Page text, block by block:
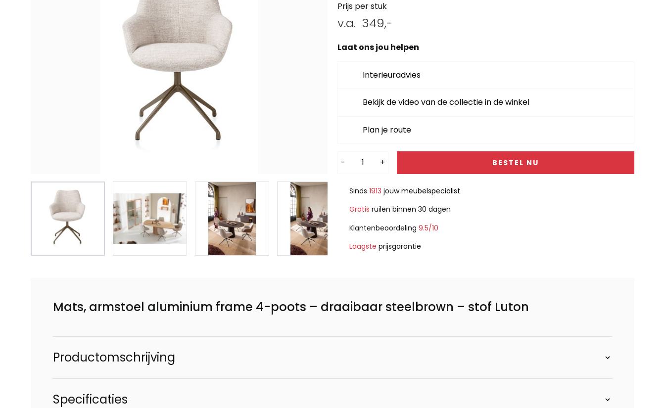
Prijs per stuk
v.a. 349,-
Laat ons jou helpen
Interieuradvies
Bekijk de video van de collectie in de winkel
Plan je route
- + BESTEL NU
Alternative:
Sinds 1913 jouwmeubelspecialist
Gratis ruilen binnen 30 dagen
Klantenbeoordeling 9.5/10
Laagste prijsgarantie
Mats, armstoel aluminium frame 4-poots – draaibaar steelbrown – stof Luton
Productomschrijving
Specificaties